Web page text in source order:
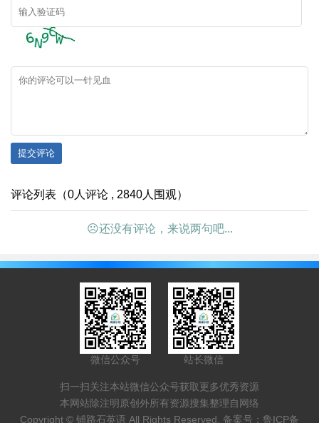
提交评论
评论列表（0人评论 , 2840人围观）
☹还没有评论，来说两句吧...
微信公众号 站长微信
扫一扫关注本站微信公众号获取更多优秀资源
本网站除注明原创外所有资源搜集整理自网络
Copyright © 铺路石英语 All Rights Reserved. 备案号： 鲁ICP备